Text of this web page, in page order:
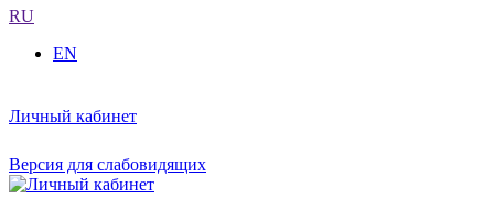
RU
EN
Личный кабинет
Версия для слабовидящих